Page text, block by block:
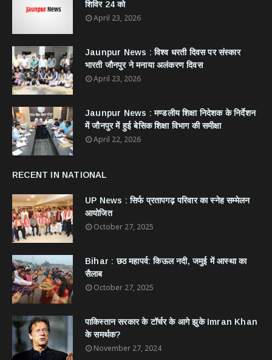
शिविर 24 को
April 23, 2026
Jaunpur News : विश्व धरती दिवस पर संस्कार
भारती जौनपुर ने मनाया अलंकरण दिवस
April 23, 2026
Jaunpur News : ​मण्डलीय शिक्षा निदेशक के निर्देशन
में जौनपुर में हुई बेसिक शिक्षा विभाग की समीक्षा
April 22, 2026
RECENT IN NATIONAL
UP News : सिर्फ प्रतापगढ़ परिवार का स्नेह सम्मेलन
आयोजित
October 27, 2025
Bihar : छठ महापर्व: किऊल नदी, जमुई में आस्था का
सैलाब
October 27, 2025
​पाकिस्तान सरकार के टॉर्चर के आगे झुके Imran Khan
के समर्थक?
November 27, 2024